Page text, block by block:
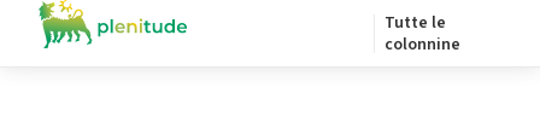
Tutte le
colonnine